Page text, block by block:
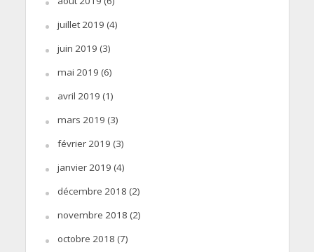
juillet 2019 (4)
juin 2019 (3)
mai 2019 (6)
avril 2019 (1)
mars 2019 (3)
février 2019 (3)
janvier 2019 (4)
décembre 2018 (2)
novembre 2018 (2)
octobre 2018 (7)